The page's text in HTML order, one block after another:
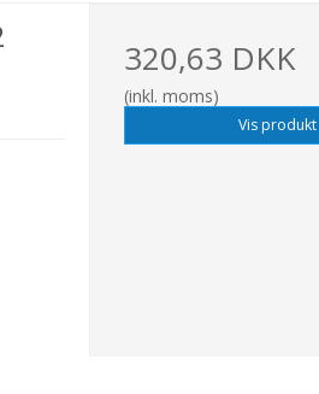
320,63 DKK
(inkl. moms)
Vis produkt